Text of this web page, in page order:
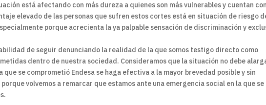
está afectando con más dureza a quienes son más vulnerables y cuentan con
elevado de las personas que sufren estos cortes está en situación de riesgo
porque acrecienta la ya palpable sensación de discriminación y
de seguir denunciando la realidad de la que somos testigo directo como
dentro de nuestra sociedad. Consideramos que la situación no debe
que se comprometió Endesa se haga efectiva a la mayor brevedad posible y sin
volvemos a remarcar que estamos ante una emergencia social en la que se